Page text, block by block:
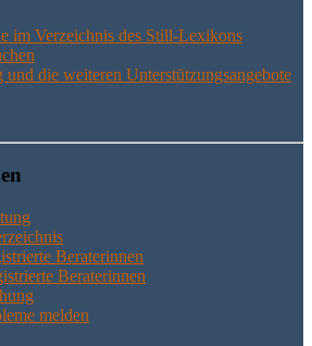
im Ver­zeich­nis des Still-Lexikons
und die wei­te­ren Unter­stüt­zungs­an­ge­bo­te
Beraterinnen
Beraterinnen
melden